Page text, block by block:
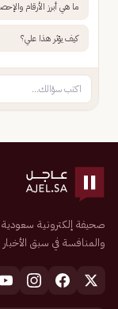
ما هي أبرز الأرقام
كيف يؤثر هذا علي؟
والمنافسة في سبق